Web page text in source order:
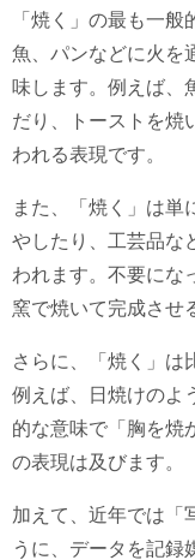
「焼く」の最も一
魚、パンなどに火を
味します。例えば、
だり、トーストを焼
われる表現です。
また、「焼く」は単
やしたり、工芸品な
われます。不要にな
窯で焼いて完成させ
さらに、「焼く」は
例えば、日焼けのよ
的な意味で「胸を焼
の表現は及びます。
加えて、近年では「
うに、データを記録